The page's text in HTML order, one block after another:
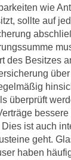
wie
sollte auf
des Besitzes
überprüft
ist auch
geht.
haben